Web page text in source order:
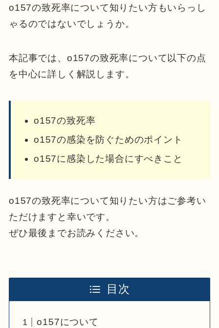
o157の致死率について知りたい方もいらっし
ゃるのではないでしょうか。
本記事では、o157の致死率について以下の点
を中心に詳しく解説します。
o157の致死率
o157の感染を防ぐためのポイント
o157に感染した場合にすべきこと
o157の致死率について知りたい方はご参考い
ただけますと幸いです。
ぜひ最後までお読みください。
目次
o157について